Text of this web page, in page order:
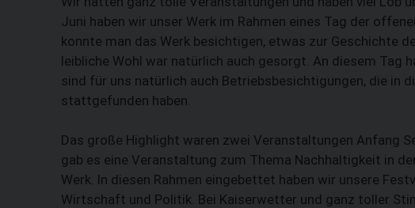
Juni haben wir unser Werk im Rahmen eines Tag der
konnte man das Werk besichtigen, etwas zur Geschichte
leibliche Wohl war natürlich auch gesorgt. An diesem Tag
sind für uns natürlich auch Betriebsbesichtigungen, die in
stattgefunden haben.
Das große Highlight waren zwei Veranstaltungen Anfang
gab es eine Veranstaltung zum Thema Nachhaltigkeit in
Werk. In diesen Rahmen eingebettet haben wir unsere
Wirtschaft und Politik. Bei Kaiserwetter und ganz toller